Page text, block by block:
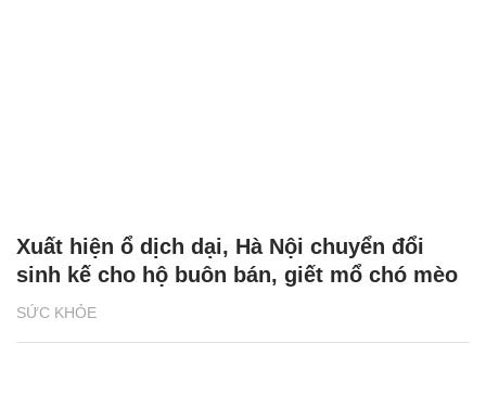
SỨC KHỎE
Xuất hiện ổ dịch dại, Hà Nội chuyển đổi
sinh kế cho hộ buôn bán, giết mổ chó mèo